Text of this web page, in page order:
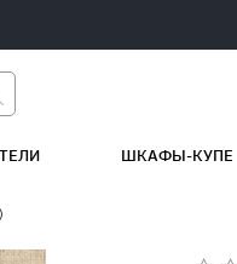
ШКАФЫ-КУПЕ